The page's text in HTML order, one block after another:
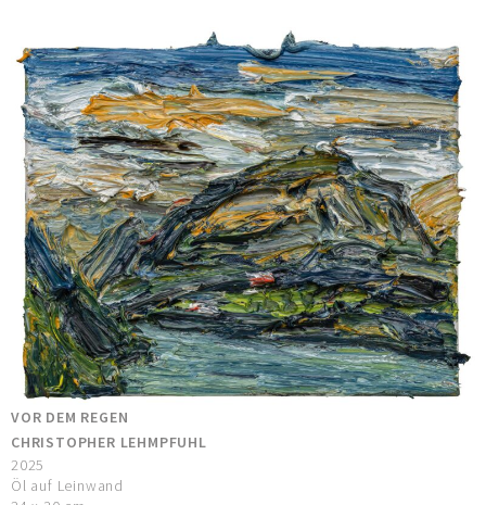
VOR DEM REGEN
CHRISTOPHER LEHMPFUHL
2025
Öl auf Leinwand